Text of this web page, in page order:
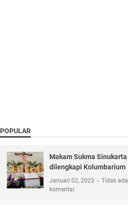
POPULAR
Makam Sukma Sinukarta
dilengkapi Kolumbarium
Januari 02, 2023
Tidak ada
komentar